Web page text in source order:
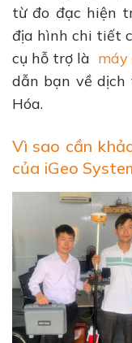
từ đo đạc hiện
địa hình chi tiết
cụ hỗ trợ là máy
dẫn bạn về
Hóa.
Vì sao cần
của iGeo